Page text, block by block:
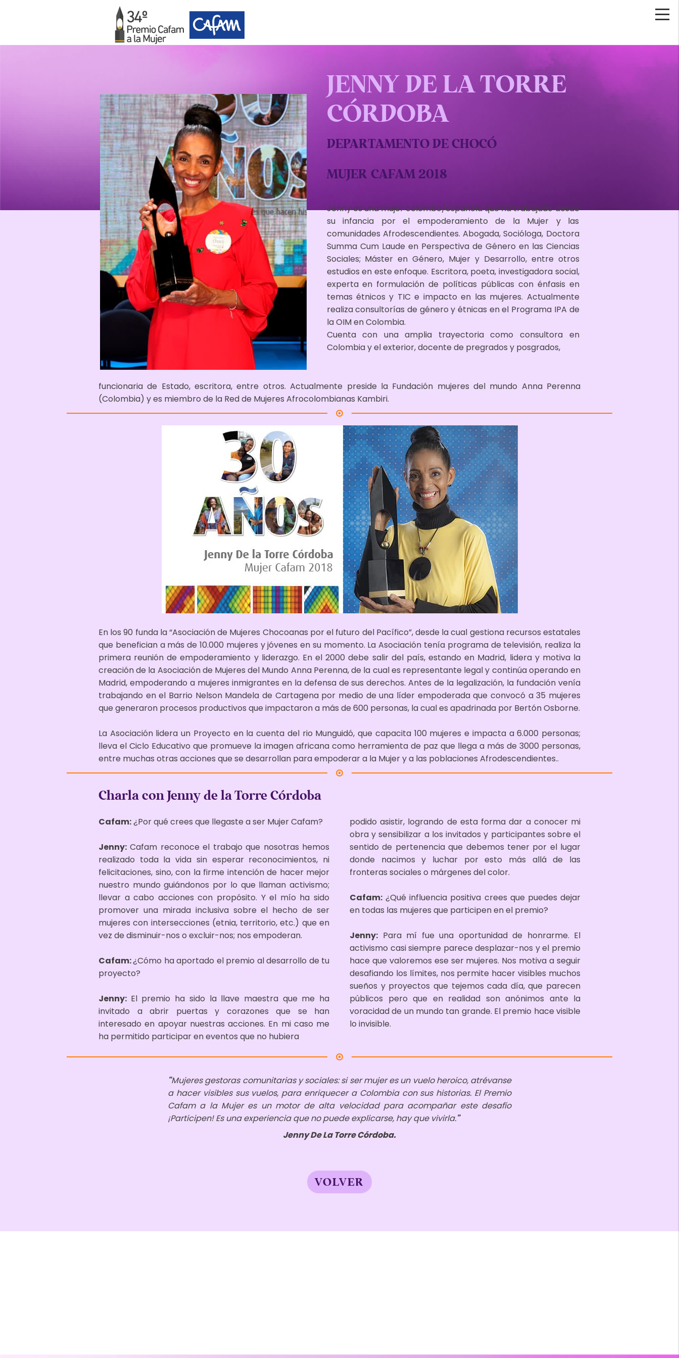
JENNY ​​DE LA TORRE
CÓRDOBA
DEPARTAMENTO DE CHOCÓ
MUJER CAFAM 2018
Jenny es una mujer colombo/española que ha trabajado desde
su infancia por el empoderamiento de la Mujer y las
comunidades Afrodescendientes. Abogada, Socióloga, Doctora
Summa Cum Laude en Perspectiva de Género en las Ciencias
Sociales; Máster en Género, Mujer y Desarrollo, entre otros
estudios en este enfoque. Escritora, poeta, investigadora social,
experta en formulación de políticas públicas con énfasis en
temas étnicos y TIC e impacto en las mujeres. Actualmente
realiza consultorías de género y étnicas en el Programa IPA de
la OIM en Colombia.
Cuenta con una amplia trayectoria como consultora en
Colombia y el exterior, docente de pregrados y posgrados,
funcionaria de Estado, escritora, entre otros. Actualmente preside la Fundación mujeres del mundo Anna Perenna
(Colombia) y es miembro de la Red de Mujeres Afrocolombianas Kambiri.
En los 90 funda la “Asociación de Mujeres Chocoanas por el futuro del Pacífico”, desde la cual gestiona recursos estatales
que benefician a más de 10.000 mujeres y jóvenes en su momento. La Asociación tenía programa de televisión, realiza la
primera reunión de empoderamiento y liderazgo. En el 2000 debe salir del país, estando en Madrid, lidera y motiva la
creación de la Asociación de Mujeres del Mundo Anna Perenna, de la cual es representante legal y continúa operando en
Madrid, empoderando a mujeres inmigrantes en la defensa de sus derechos. Antes de la legalización, la fundación venía
trabajando en el Barrio Nelson Mandela de Cartagena por medio de una líder empoderada que convocó a 35 mujeres
que generaron procesos productivos que impactaron a más de 600 personas, la cual es apadrinada por Bertón Osborne.
La Asociación lidera un Proyecto en la cuenta del rio Munguidó, que capacita 100 mujeres e impacta a 6.000 personas;
lleva el Ciclo Educativo que promueve la imagen africana como herramienta de paz que llega a más de 3000 personas,
entre muchas otras acciones que se desarrollan para empoderar a la Mujer y a las poblaciones Afrodescendientes..
Charla con Jenny de la Torre Córdoba
Cafam:¿Por qué crees que llegaste a ser Mujer Cafam?
Jenny: Cafam reconoce el trabajo que nosotras hemos
realizado toda la vida sin esperar reconocimientos, ni
felicitaciones, sino, con la firme intención de hacer mejor
nuestro mundo guiándonos por lo que llaman activismo;
llevar a cabo acciones con propósito. Y el mío ha sido
promover una mirada inclusiva sobre el hecho de ser
mujeres con intersecciones (etnia, territorio, etc.) que en
vez de disminuir-nos o excluir-nos; nos empoderan.
Cafam:¿Cómo ha aportado el premio al desarrollo de tu
proyecto?
Jenny: El premio ha sido la llave maestra que me ha
invitado a abrir puertas y corazones que se han
interesado en apoyar nuestras acciones. En mi caso me
ha permitido participar en eventos que no hubiera
podido asistir, logrando de esta forma dar a conocer mi
obra y sensibilizar a los invitados y participantes sobre el
sentido de pertenencia que debemos tener por el lugar
donde nacimos y luchar por esto más allá de las
fronteras sociales o márgenes del color.
Cafam: ¿Qué influencia positiva crees que puedes dejar
en todas las mujeres que participen en el premio?
Jenny: Para mí fue una oportunidad de honrarme. El
activismo casi siempre parece desplazar-nos y el premio
hace que valoremos ese ser mujeres. Nos motiva a seguir
desafiando los límites, nos permite hacer visibles muchos
sueños y proyectos que tejemos cada día, que parecen
públicos pero que en realidad son anónimos ante la
voracidad de un mundo tan grande. El premio hace visible
lo invisible.
"Mujeres gestoras comunitarias y sociales: si ser mujer es un vuelo heroico, atrévanse
a hacer visibles sus vuelos, para enriquecer a Colombia con sus historias. El Premio
Cafam a la Mujer es un motor de alta velocidad para acompañar este desafío
¡Participen! Es una experiencia que no puede explicarse, hay que vivirla."
Jenny De La Torre Córdoba.
VOLVER